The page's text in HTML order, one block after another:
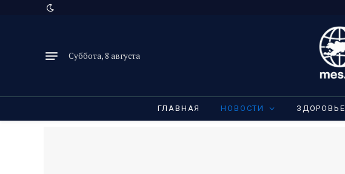
Суббота, 8 августа
ГЛАВНАЯ НОВОСТИ ЗДОРОВЬЕ